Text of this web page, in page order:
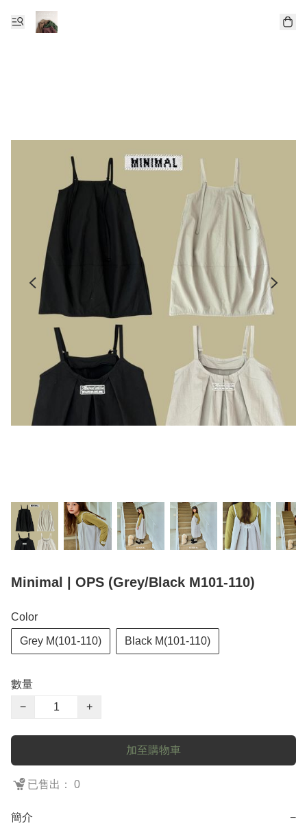
Minimal | OPS (Grey/Black M101-110)
Color
Grey M(101-110) Black M(101-110)
數量
−
+
加至購物車
已售出： 0
簡介 −